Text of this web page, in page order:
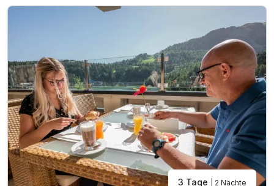
inkl. Butlercard (wenn verfügbar)
inkl. romantische Zimmerdekoration
inkl. Prosecco und Käsevariation auf dem Zimmer
3 Tage | 2 Nächte